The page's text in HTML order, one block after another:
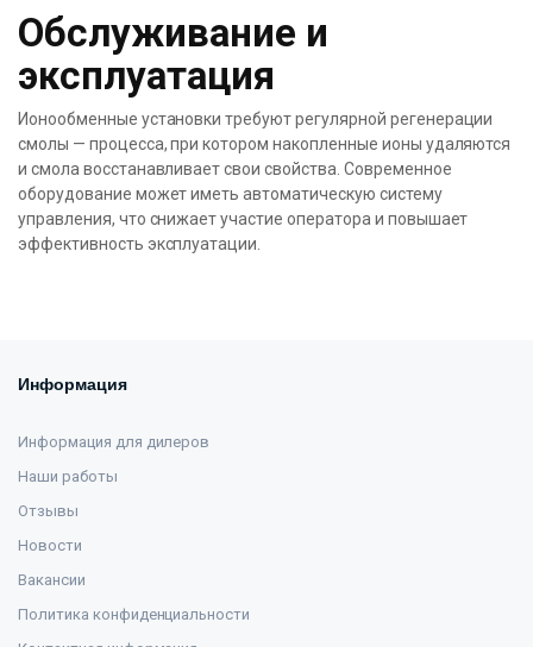
Обслуживание и
эксплуатация
Ионообменные установки требуют регулярной регенерации
смолы — процесса, при котором накопленные ионы удаляются
и смола восстанавливает свои свойства. Современное
оборудование может иметь автоматическую систему
управления, что снижает участие оператора и повышает
эффективность эксплуатации.
Информация
Информация для дилеров
Наши работы
Отзывы
Новости
Вакансии
Политика конфиденциальности